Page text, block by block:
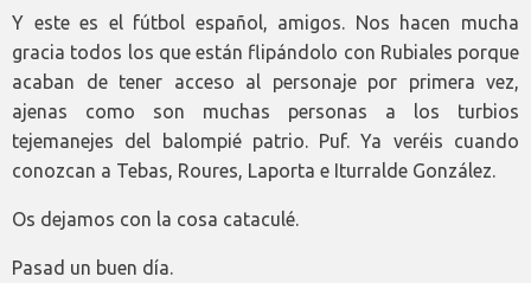
Y este es el fútbol español, amigos. Nos hacen mucha
gracia todos los que están flipándolo con Rubiales porque
acaban de tener acceso al personaje por primera vez,
ajenas como son muchas personas a los turbios
tejemanejes del balompié patrio. Puf. Ya veréis cuando
conozcan a Tebas, Roures, Laporta e Iturralde González.
Os dejamos con la cosa cataculé.
Pasad un buen día.